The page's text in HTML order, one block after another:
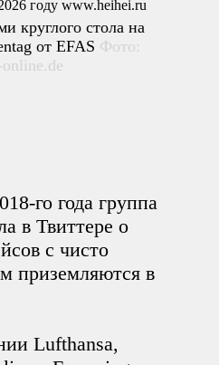
круглого стола на
от EFAS Фото:
го года группа
в Твиттере о
с чисто
приземляются в
Lufthansa,